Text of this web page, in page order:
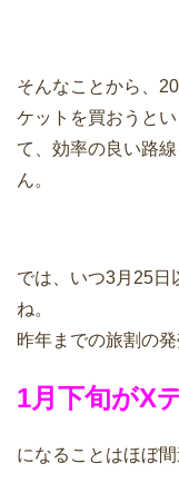
そんなことから、
ケットを買おうと
て、効率の良い路
ん。
では、いつ3月25日
ね。
昨年までの旅割の
1月下旬がX
になることはほぼ